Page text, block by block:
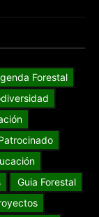
Forestal
Guia Forestal